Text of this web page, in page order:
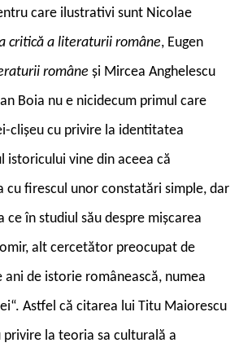
care ilustrativi sunt Nicolae
critică a literaturii române, Eugen
române și Mircea Anghelescu
Boia nu e nicidecum primul care
clișeu cu privire la identitatea
istoricului vine din aceea că
cu firescul unor constatări simple, dar
ce în studiul său despre mișcarea
alt cercetător preocupat de
ani de istorie românească, numea
Astfel că citarea lui Titu Maiorescu
la teoria sa culturală a